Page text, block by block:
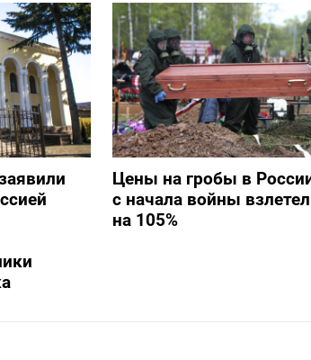
Цены на гробы в
с начала войны
на 105%